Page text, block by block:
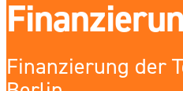
Finanzierung der